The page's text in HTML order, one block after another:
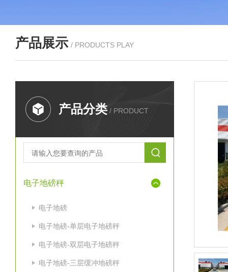
产品展示 / PRODUCTS PLAY
产品分类 / PRODUCT
电子地磅秤
电子地磅
电子地磅-单层电子地磅秤
电子地磅-双层电子地磅秤
电子地磅-三层缓冲地磅秤